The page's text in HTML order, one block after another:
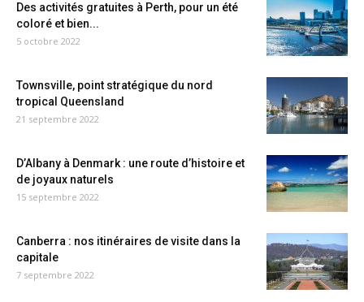
Des activités gratuites à Perth, pour un été
coloré et bien...
5 octobre 2022
Townsville, point stratégique du nord
tropical Queensland
21 septembre 2022
D’Albany à Denmark : une route d’histoire et
de joyaux naturels
15 septembre 2022
Canberra : nos itinéraires de visite dans la
capitale
7 septembre 2022